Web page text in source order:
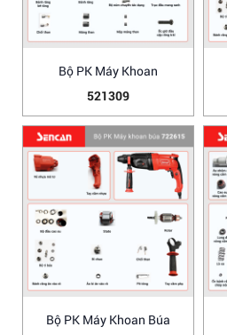
Bộ PK Máy Khoan
521309
Bộ PK Máy Khoan Búa